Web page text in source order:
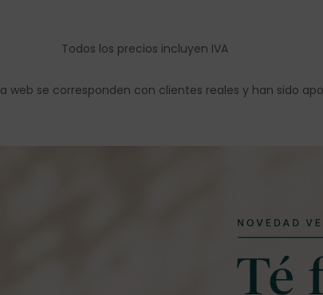
Todos los precios incluyen IVA
web se corresponden con clientes reales y han sido